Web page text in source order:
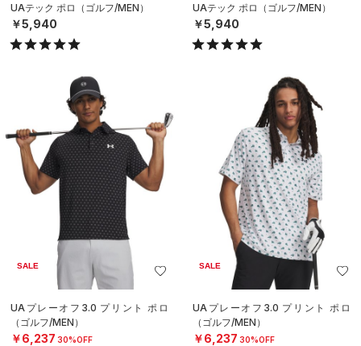
UAテック ポロ（ゴルフ/MEN）
￥5,940
UAテック ポロ（ゴルフ/MEN）
￥5,940
SALE
UAプレーオフ3.0 プリント ポロ
（ゴルフ/MEN）
￥6,237 30%OFF
SALE
UAプレーオフ3.0 プリント ポロ
（ゴルフ/MEN）
￥6,237 30%OFF